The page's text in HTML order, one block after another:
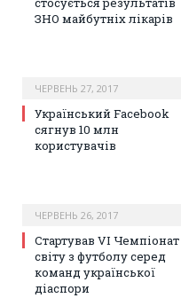
ЗНО майбутніх лікарів
ЧЕРВЕНЬ 27, 2017
Український Facebook
сягнув 10 млн
користувачів
ЧЕРВЕНЬ 26, 2017
Стартував VI Чемпіонат
світу з футболу серед
команд української
діаспори